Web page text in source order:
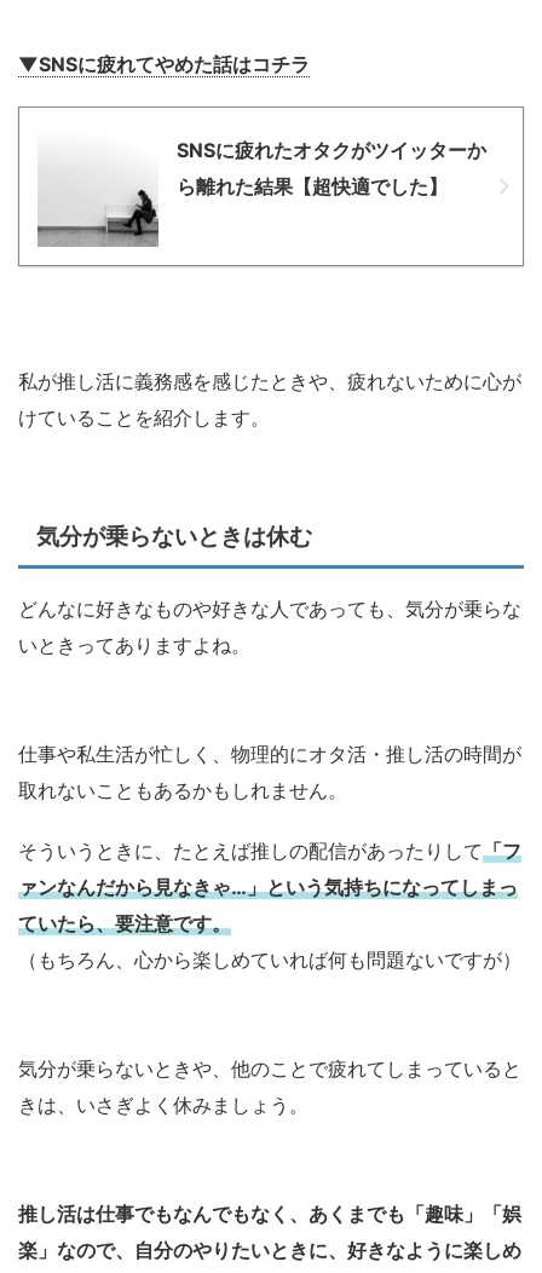
▼SNSに疲れてやめた話はコチラ
SNSに疲れたオタクがツイッターか
ら離れた結果【超快適でした】
私が推し活に義務感を感じたときや、疲れないために心が
けていることを紹介します。
気分が乗らないときは休む
どんなに好きなものや好きな人であっても、気分が乗らな
いときってありますよね。
仕事や私生活が忙しく、物理的にオタ活・推し活の時間が
取れないこともあるかもしれません。
そういうときに、たとえば推しの配信があったりして「フ
ァンなんだから見なきゃ…」という気持ちになってしまっ
ていたら、要注意です。
（もちろん、心から楽しめていれば何も問題ないですが）
気分が乗らないときや、他のことで疲れてしまっていると
きは、いさぎよく休みましょう。
推し活は仕事でもなんでもなく、あくまでも「趣味」「娯
楽」なので、自分のやりたいときに、好きなように楽しめ